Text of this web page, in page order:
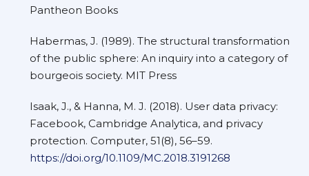
Pantheon Books
Habermas, J. (1989). The structural transformation
of the public sphere: An inquiry into a category of
bourgeois society. MIT Press
Isaak, J., & Hanna, M. J. (2018). User data privacy:
Facebook, Cambridge Analytica, and privacy
protection. Computer, 51(8), 56–59.
https://doi.org/10.1109/MC.2018.3191268